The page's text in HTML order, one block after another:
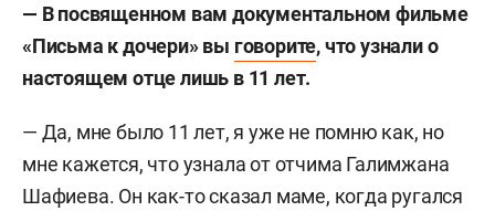
— В посвященном вам документальном фильме
«Письма к дочери» вы говорите, что узнали о
настоящем отце лишь в 11 лет.
— Да, мне было 11 лет, я уже не помню как, но
мне кажется, что узнала от отчима Галимжана
Шафиева. Он как-то сказал маме, когда ругался